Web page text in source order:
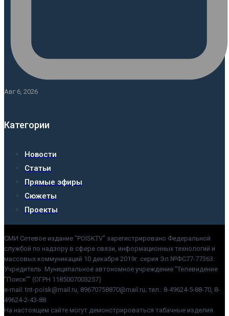
Авг 6, 2026
Категории
Новости
Статьи
Прямые эфиры
Сюжеты
Проекты
СМИ Сетевое издание "POISKTV" зарегистрировано Федеральной
службой по надзору в сфере связи, информационных технологий и
массовых коммуникаций 10 декабря 2019г. серия Эл №ФС77-77363.
Учредитель: Муниципальное автономное учреждение "Телевидение
"Поиск"" (ОГРН 1185007003257)
e-mail: tnt-poisk@mail.ru, 89670758870@mail.ru; тел.: 8-49624-5-88-70, 8-
49624-2-43-88
На настоящем сайте могут демонстрироваться табачные изделия.